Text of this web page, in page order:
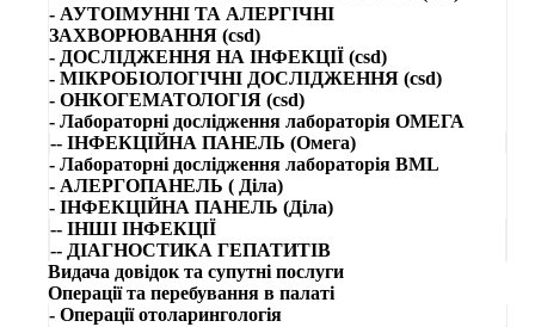
- АУТОІМУННІ ТА АЛЕРГІЧНІ
ЗАХВОРЮВАННЯ (csd)
- ДОСЛІДЖЕННЯ НА ІНФЕКЦІЇ (csd)
- МІКРОБІОЛОГІЧНІ ДОСЛІДЖЕННЯ (csd)
- ОНКОГЕМАТОЛОГІЯ (csd)
- Лабораторні дослідження лабораторія ОМЕГА
-- ІНФЕКЦІЙНА ПАНЕЛЬ (Омега)
- Лабораторні дослідження лабораторія BML
- АЛЕРГОПАНЕЛЬ ( Діла)
- ІНФЕКЦІЙНА ПАНЕЛЬ (Діла)
-- ІНШІ ІНФЕКЦІЇ
-- ДІАГНОСТИКА ГЕПАТИТІВ
Видача довідок та супутні послуги
Операції та перебування в палаті
- Операції отоларингологія